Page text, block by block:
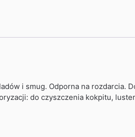
i smug. Odporna na rozdarcia.
do czyszczenia kokpitu,